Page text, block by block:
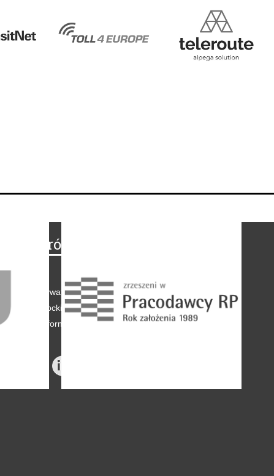
Na skróty
Polityka prywatności
Polityka coockies
-Klauzule informacyjne